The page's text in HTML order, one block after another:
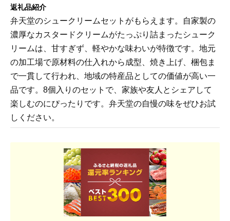
返礼品紹介
弁天堂のシュークリームセットがもらえます。自家製の
濃厚なカスタードクリームがたっぷり詰まったシューク
リームは、甘すぎず、軽やかな味わいが特徴です。地元
の加工場で原材料の仕入れから成型、焼き上げ、梱包ま
で一貫して行われ、地域の特産品としての価値が高い一
品です。8個入りのセットで、家族や友人とシェアして
楽しむのにぴったりです。弁天堂の自慢の味をぜひお試
しください。